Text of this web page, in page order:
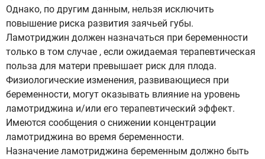
Однако, по другим данным, нельзя исключить
повышение риска развития заячьей губы.
Ламотриджин должен назначаться при беременности
только в том случае , если ожидаемая терапевтическая
польза для матери превышает риск для плода.
Физиологические изменения, развивающиеся при
беременности, могут оказывать влияние на уровень
ламотриджина и/или его терапевтический эффект.
Имеются сообщения о снижении концентрации
ламотриджина во время беременности.
Назначение ламотриджина беременным должно быть